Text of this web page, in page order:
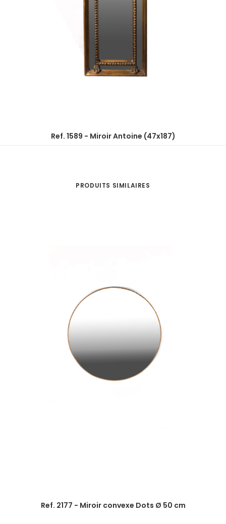
Ref. 1589 - Miroir Antoine (47x187)
PRODUITS SIMILAIRES
Ref. 2177 - Miroir convexe Dots Ø 50 cm